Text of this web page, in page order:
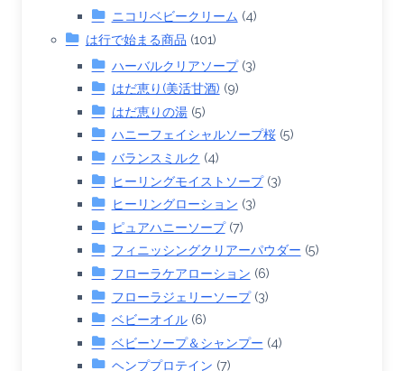
ニコリベビークリーム (4)
は行で始まる商品 (101)
ハーバルクリアソープ(3)
はだ恵り(美活甘酒) (9)
はだ恵りの湯(5)
ハニーフェイシャルソープ桜(5)
バランスミルク (4)
ヒーリングモイストソープ(3)
ヒーリングローション (3)
ピュアハニーソープ(7)
フィニッシングクリアーパウダー (5)
フローラケアローション (6)
フローラジェリーソープ(3)
ベビーオイル(6)
ベビーソープ＆シャンプー (4)
ヘンププロテイン (7)